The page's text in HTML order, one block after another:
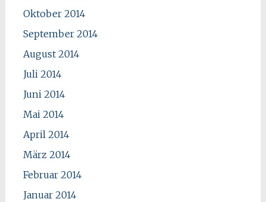
Oktober 2014
September 2014
August 2014
Juli 2014
Juni 2014
Mai 2014
April 2014
März 2014
Februar 2014
Januar 2014